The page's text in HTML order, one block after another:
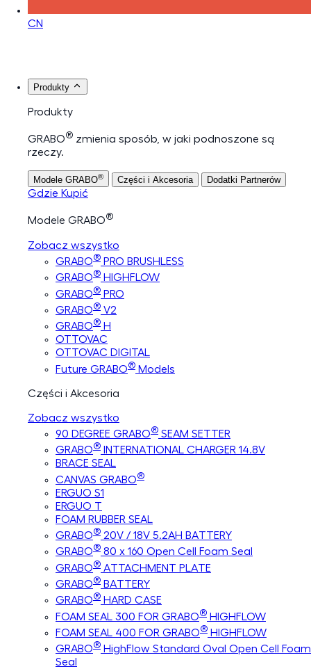
CN
Produkty
Produkty
GRABO® zmienia sposób, w jaki podnoszone są
rzeczy.
Modele GRABO® Części i Akcesoria Dodatki Partnerów
Gdzie Kupić
Modele GRABO®
Zobacz wszystko
GRABO® PRO BRUSHLESS
GRABO® HIGHFLOW
GRABO® PRO
GRABO® V2
GRABO® H
OTTOVAC
OTTOVAC DIGITAL
Future GRABO® Models
Części i Akcesoria
Zobacz wszystko
90 DEGREE GRABO® SEAM SETTER
GRABO® INTERNATIONAL CHARGER 14.8V
BRACE SEAL
CANVAS GRABO®
ERGUO S1
ERGUO T
FOAM RUBBER SEAL
GRABO® 20V / 18V 5.2AH BATTERY
GRABO® 80 x 160 Open Cell Foam Seal
GRABO® ATTACHMENT PLATE
GRABO® BATTERY
GRABO® HARD CASE
FOAM SEAL 300 FOR GRABO® HIGHFLOW
FOAM SEAL 400 FOR GRABO® HIGHFLOW
GRABO® HighFlow Standard Oval Open Cell Foam
Seal